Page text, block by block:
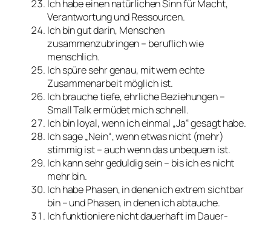
Ich habe einen natürlichen Sinn für Macht,
Verantwortung und Ressourcen.
Ich bin gut darin, Menschen
zusammenzubringen – beruflich wie
menschlich.
Ich spüre sehr genau, mit wem echte
Zusammenarbeit möglich ist.
Ich brauche tiefe, ehrliche Beziehungen –
Small Talk ermüdet mich schnell.
Ich bin loyal, wenn ich einmal „Ja“ gesagt habe.
Ich sage „Nein“, wenn etwas nicht (mehr)
stimmig ist – auch wenn das unbequem ist.
Ich kann sehr geduldig sein – bis ich es nicht
mehr bin.
Ich habe Phasen, in denen ich extrem sichtbar
bin – und Phasen, in denen ich abtauche.
Ich funktioniere nicht dauerhaft im Dauer-